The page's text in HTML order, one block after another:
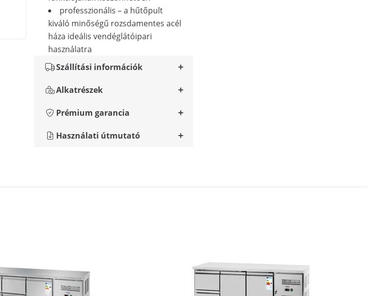
professzionális – a hűtőpult
kiváló minőségű rozsdamentes acél
háza ideális vendéglátóipari
használatra
Szállítási információk
Alkatrészek
Prémium garancia
Használati útmutató